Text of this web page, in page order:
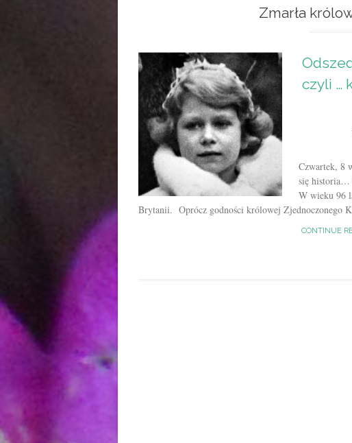
Zmarła
czyli …
Czwartek, 8
się historia…
W wieku 96
Brytanii. Oprócz godności królowej Zjednoczonego
CONTINUE